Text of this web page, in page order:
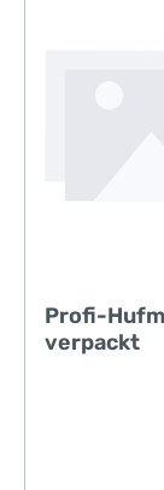
Profi-
verpackt